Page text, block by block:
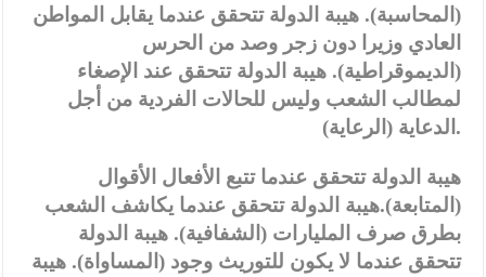
(المحاسبة). هيبة الدولة تتحقق عندما يقابل المواطن
العادي وزيرا دون زجر وصد من الحرس
(الديموقراطية). هيبة الدولة تتحقق عند الإصغاء
لمطالب الشعب وليس للحالات الفردية من أجل
الدعاية (الرعاية).
هيبة الدولة تتحقق عندما تتبع الأفعال الأقوال
(المتابعة).هيبة الدولة تتحقق عندما يكاشف الشعب
بطرق صرف المليارات (الشفافية). هيبة الدولة
تتحقق عندما لا يكون للتوريث وجود (المساواة). هيبة